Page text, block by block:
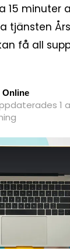
15 minuter
tjänsten
få all
1